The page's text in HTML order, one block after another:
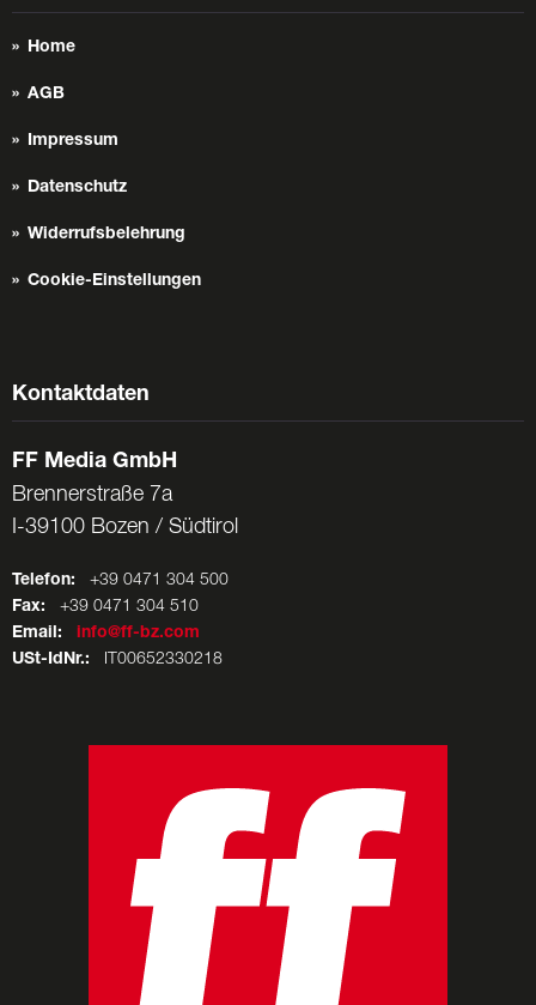
Home
AGB
Impressum
Datenschutz
Widerrufsbelehrung
Cookie-Einstellungen
Kontaktdaten
FF Media GmbH
Brennerstraße 7a
I-39100 Bozen / Südtirol
Telefon: +39 0471 304 500
Fax: +39 0471 304 510
Email:
info@ff-bz.com
USt-IdNr.: IT00652330218